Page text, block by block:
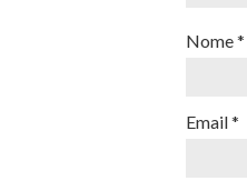
Nome*
Email*